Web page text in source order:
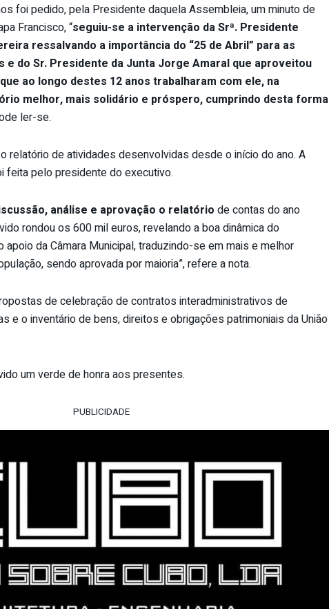
foi pedido, pela Presidente daquela Assembleia, um minuto de
Francisco, “seguiu-se a intervenção da Srª. Presidente
ressalvando a importância do “25 de Abril” para as
e do Sr. Presidente da Junta Jorge Amaral que aproveitou
ao longo destes 12 anos trabalharam com ele, na
melhor, mais solidário e próspero, cumprindo desta forma
ler-se.
relatório de atividades desenvolvidas desde o início do ano. A
feita pelo presidente do executivo.
análise e aprovação o relatório de contas do ano
rondou os 600 mil euros, revelando a boa dinâmica do
apoio da Câmara Municipal, traduzindo-se em mais e melhor
sendo aprovada por maioria”, refere a nota.
de celebração de contratos interadministrativos de
e o inventário de bens, direitos e obrigações patrimoniais da União
um verde de honra aos presentes.
PUBLICIDADE